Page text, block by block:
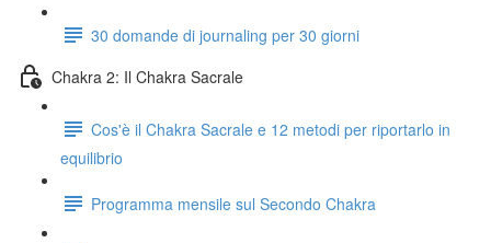
30 domande di journaling per 30 giorni
Chakra 2: Il Chakra Sacrale
Cos'è il Chakra Sacrale e 12 metodi per riportarlo in
equilibrio
Programma mensile sul Secondo Chakra